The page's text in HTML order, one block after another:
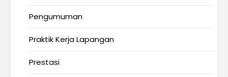
Pengumuman
Praktik Kerja Lapangan
Prestasi